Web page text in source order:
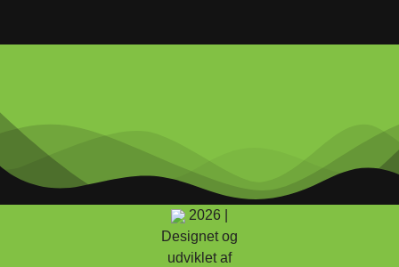
2026 |
Designet og
udviklet af